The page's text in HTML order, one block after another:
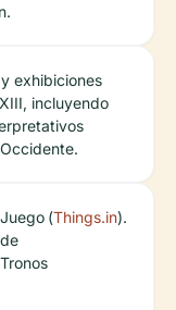
exhibiciones
incluyendo
Juego
de
Tronos
(Things.in).